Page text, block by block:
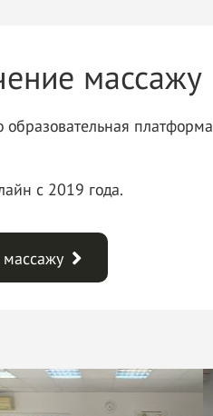
массажу
платформа
с 2019 года.